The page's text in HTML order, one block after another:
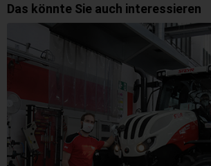
Das könnte Sie auch interessieren